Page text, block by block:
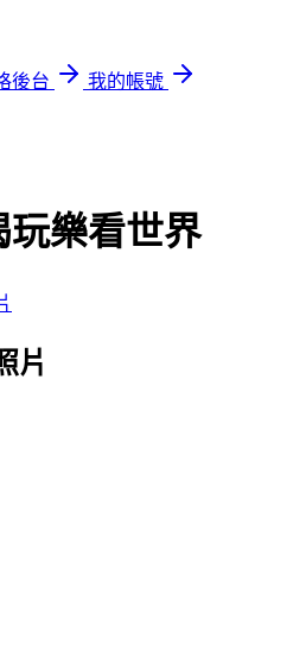
後台
我的帳號
玩樂看世界
片